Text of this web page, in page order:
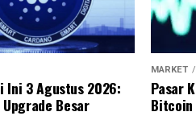
Ini 3 Agustus 2026:
Besar
MARKET
Pasar
Bitcoin